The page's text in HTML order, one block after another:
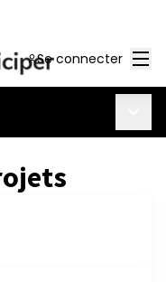
Se connecter